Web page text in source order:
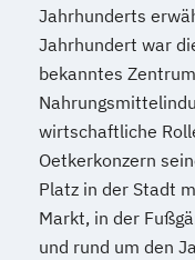
Jahrhunderts
Jahrhundert war
bekanntes
wirtschaftliche
Oetkerkonzern
Platz in der Stadt
Markt, in der
und rund um den